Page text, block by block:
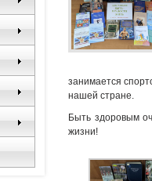
занимается
нашей стране.
Быть здоровым
жизни!